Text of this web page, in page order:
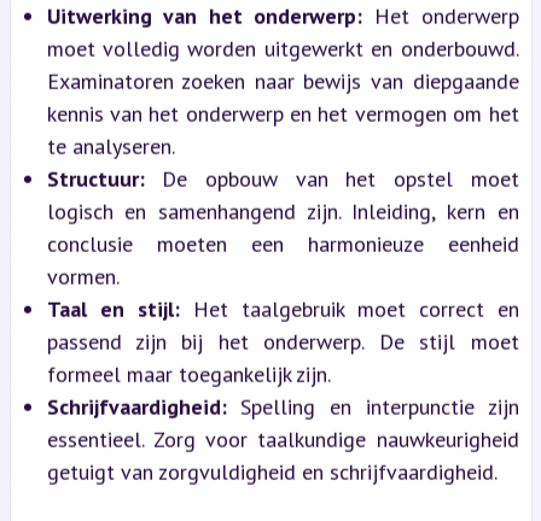
Uitwerking van het onderwerp: Het onderwerp
moet volledig worden uitgewerkt en onderbouwd.
Examinatoren zoeken naar bewijs van diepgaande
kennis van het onderwerp en het vermogen om het
te analyseren.
Structuur:De opbouw van het opstel moet
logisch en samenhangend zijn. Inleiding, kern en
conclusie moeten een harmonieuze eenheid
vormen.
Taal en stijl:Het taalgebruik moet correct en
passend zijn bij het onderwerp. De stijl moet
formeel maar toegankelijk zijn.
Schrijfvaardigheid:Spelling en interpunctie zijn
essentieel. Zorg voor taalkundige nauwkeurigheid
getuigt van zorgvuldigheid en schrijfvaardigheid.